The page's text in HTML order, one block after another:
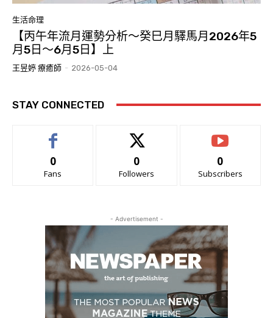
生活命理
【丙午年流月運勢分析～癸巳月驛馬月2026年5
月5日～6月5日】上
王昱婷 療癒師 - 2026-05-04
STAY CONNECTED
0
Fans
0
Followers
0
Subscribers
- Advertisement -